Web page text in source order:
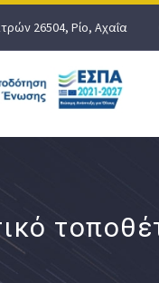
26504, Ρίο, Αχαΐα